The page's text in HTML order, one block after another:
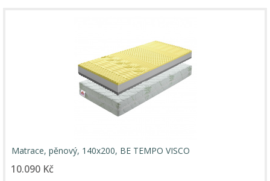
Matrace, pěnový, 140x200, BE TEMPO VISCO
10.090 Kč